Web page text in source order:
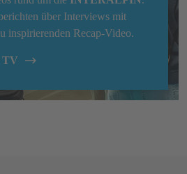
über Interviews mit
inspirierenden Recap-Video.
TV